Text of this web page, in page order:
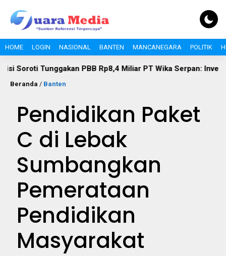
HOME LOGIN NASIONAL BANTEN MANCANEGARA POLITIK
PBB Rp8,4 Miliar PT Wika Serpan: Investor Besar
Beranda / Banten
Pendidikan Paket
C di Lebak
Sumbangkan
Pemerataan
Pendidikan
Masyarakat